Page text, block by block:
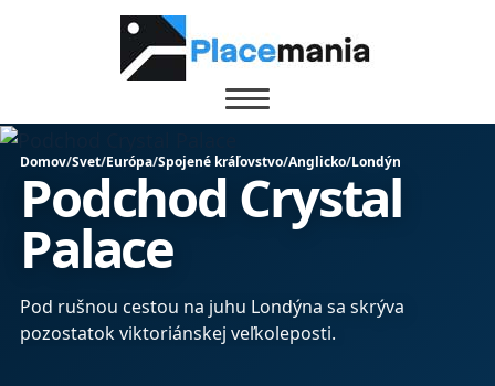
Domov/Svet/Európa/Spojené kráľovstvo/Anglicko/Londýn
Podchod Crystal
Palace
Pod rušnou cestou na juhu Londýna sa skrýva
pozostatok viktoriánskej veľkoleposti.